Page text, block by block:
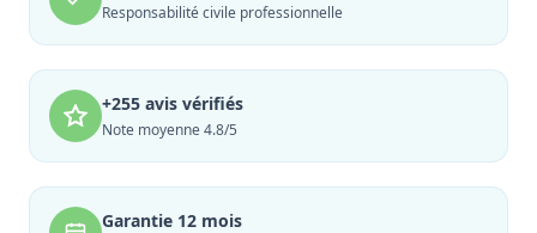
Responsabilité civile professionnelle
+255 avis vérifiés
Note moyenne 4.8/5
Garantie 12 mois